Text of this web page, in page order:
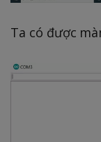
Ta có được